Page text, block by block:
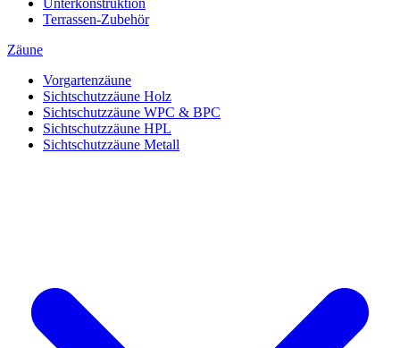
Unterkonstruktion
Terrassen-Zubehör
Zäune
Vorgartenzäune
Sichtschutzzäune Holz
Sichtschutzzäune WPC & BPC
Sichtschutzzäune HPL
Sichtschutzzäune Metall